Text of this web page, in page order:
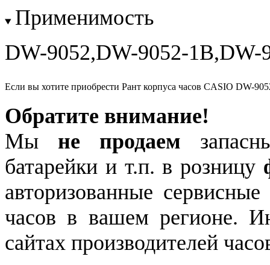
Применимость
DW-9052,DW-9052-
Если вы хотите приобрести Рант корпуса часов CASIO DW-
Обратите внимание!
Мы не продаем
батарейки и т.п. в розницу
авторизованные
часов в вашем регионе.
сайтах производителей